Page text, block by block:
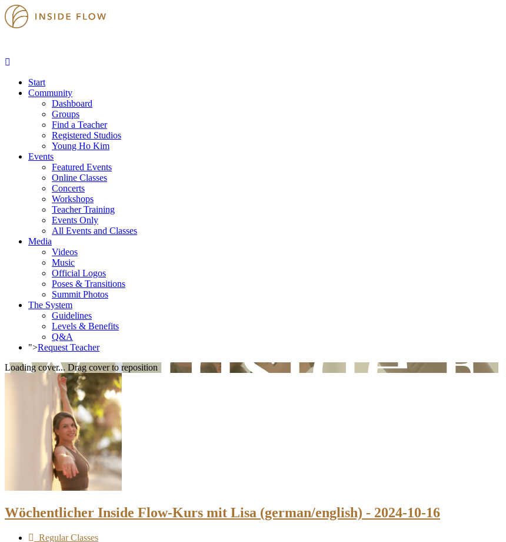
Start
Community
Dashboard
Groups
Find a Teacher
Registered Studios
Young Ho Kim
Events
Featured Events
Online Classes
Concerts
Workshops
Teacher Training
Events Only
All Events and Classes
Media
Videos
Music
Official Logos
Poses & Transitions
Summit Photos
The System
Guidelines
Levels & Benefits
Q&A
">Request Teacher
Loading cover... Drag cover to reposition
Wöchentlicher Inside Flow-Kurs mit Lisa (german/english) - 2024-10-16
Regular Classes